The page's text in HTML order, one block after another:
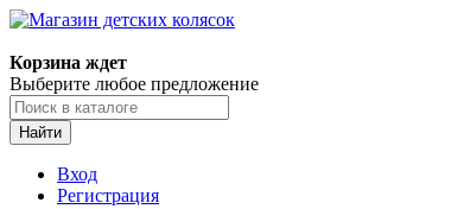
Корзина ждет
Выберите любое предложение
Найти
Вход
Регистрация